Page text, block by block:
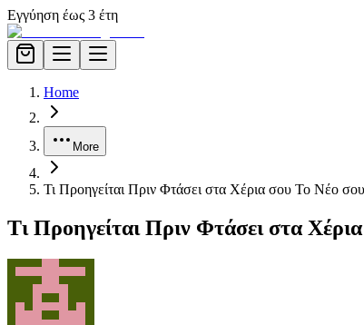
Εγγύηση έως 3 έτη
Home
More
Τι Προηγείται Πριν Φτάσει στα Χέρια σου Το Νέο
Τι Προηγείται Πριν Φτάσει στα